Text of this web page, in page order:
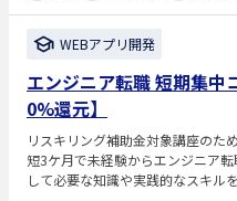
WEBアプリ開発
エンジニア転職 短期集中
0%還元】
リスキリング補助金対象講座のた
短3ケ月で未経験からエンジニア
して必要な知識や実践的なスキル